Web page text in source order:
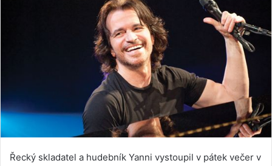
Řecký skladatel a hudebník Yanni vystoupil v pátek večer v